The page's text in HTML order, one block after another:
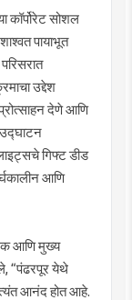
कॉर्पोरेट सोशल
पायाभूत
उद्देश
देणे आणि
गिफ्ट डीड
आणि
आणि मुख्य
“पंढरपूर येथे
आनंद होत आहे.